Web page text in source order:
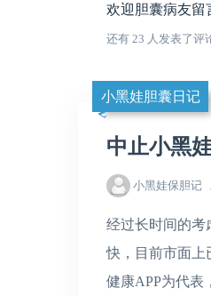
欢迎胆囊病友留
还有 23 人发表了评
小黑娃胆囊日记
中止小黑
小黑娃保胆记
经过长时间的考
快，目前市面上
健康APP为代表